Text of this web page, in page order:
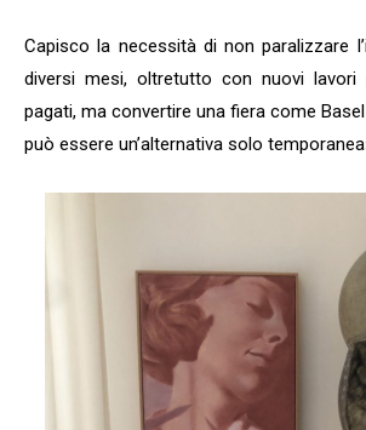
Capisco la necessità di non paralizzare
diversi mesi, oltretutto con nuovi
pagati, ma convertire una fiera come
può essere un’alternativa solo